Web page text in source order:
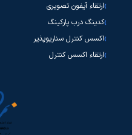
ارتقاء آیفون تصویری
کدینگ درب پارکینگ
اکسس کنترل سناریوپذیر
ارتقاء اکسس کنترل